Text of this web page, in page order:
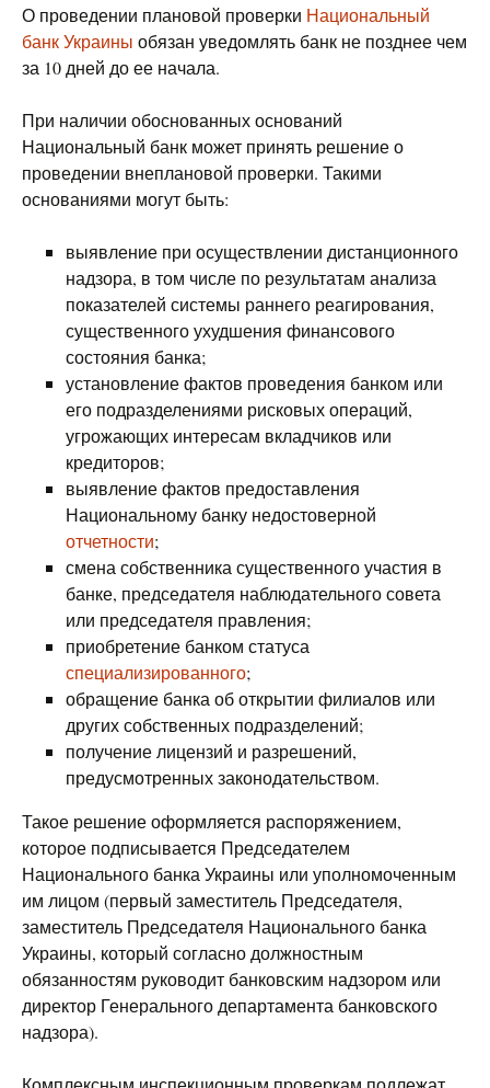
О проведении плановой проверки Национальный
банк Украины обязан уведомлять банк не позднее чем
за 10 дней до ее начала.
При наличии обоснованных оснований
Национальный банк может принять решение о
проведении внеплановой проверки. Такими
основаниями могут быть:
выявление при осуществлении дистанционного
надзора, в том числе по результатам анализа
показателей системы раннего реагирования,
существенного ухудшения финансового
состояния банка;
установление фактов проведения банком или
его подразделениями рисковых операций,
угрожающих интересам вкладчиков или
кредиторов;
выявление фактов предоставления
Национальному банку недостоверной
отчетности;
смена собственника существенного участия в
банке, председателя наблюдательного совета
или председателя правления;
приобретение банком статуса
специализированного;
обращение банка об открытии филиалов или
других собственных подразделений;
получение лицензий и разрешений,
предусмотренных законодательством.
Такое решение оформляется распоряжением,
которое подписывается Председателем
Национального банка Украины или уполномоченным
им лицом (первый заместитель Председателя,
заместитель Председателя Национального банка
Украины, который согласно должностным
обязанностям руководит банковским надзором или
директор Генерального департамента банковского
надзора).